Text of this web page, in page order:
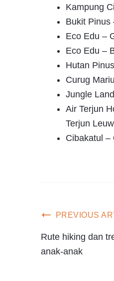
Kampung
Bukit Pinus
Eco Edu –
Eco Edu –
Hutan
Curug
Jungle
Air Terjun
Terjun
Cibakatul –
PREVIOUS
Rute hiking dan
anak-anak